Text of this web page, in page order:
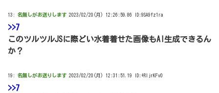
13: 名無しがお送りします 2023/02/20(月) 12:26:59.86 ID:9SA9fz1ra
>>7
このツルツルJSに際どい水着着せた画像もAI生成できるん
か？
19: 名無しがお送りします 2023/02/20(月) 12:31:51.19 ID:+RIjrKFv0
>>7